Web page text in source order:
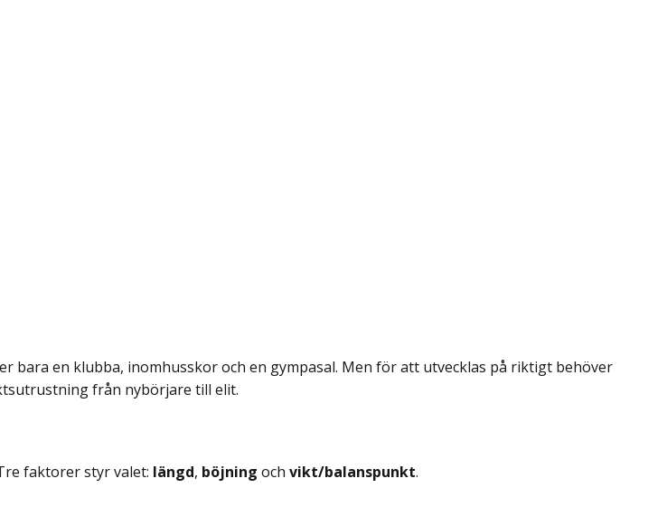
en klubba, inomhusskor och en gympasal. Men för att utvecklas på riktigt behöver
från nybörjare till elit.
faktorer styr valet: längd, böjning och vikt/balanspunkt.